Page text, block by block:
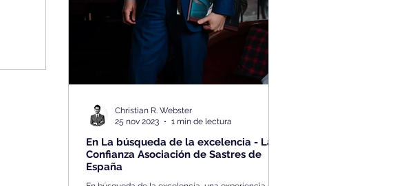
En La búsqueda de la excelencia - La
Confianza Asociación de Sastres de
España
Christian R. Webster
25 nov 2023
1 min de lectura